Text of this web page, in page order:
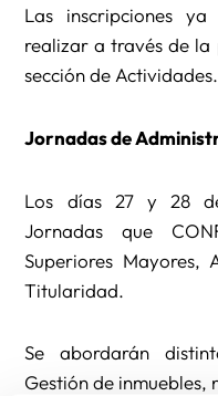
Las inscripciones
realizar a través de la
sección de Actividades.
Jornadas de
Los días 27 y 28
Jornadas que
Superiores Mayores,
Titularidad.
Se abordarán
Gestión de